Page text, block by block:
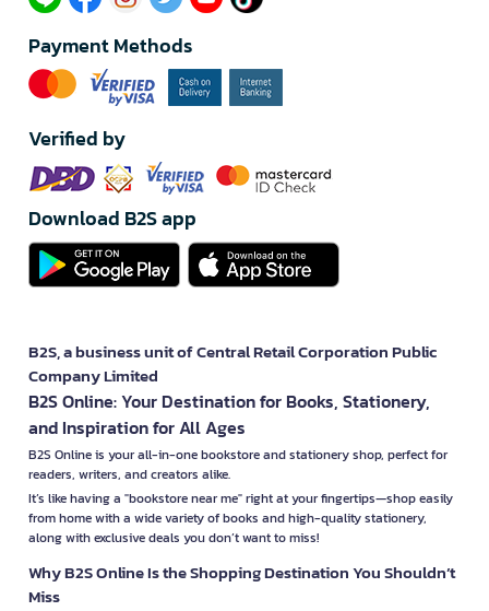
Payment Methods
Verified by
Download B2S app
B2S, a business unit of Central Retail Corporation Public
Company Limited
B2S Online: Your Destination for Books, Stationery,
and Inspiration for All Ages
B2S Online is your all-in-one bookstore and stationery shop, perfect for
readers, writers, and creators alike.
It’s like having a "bookstore near me" right at your fingertips—shop easily
from home with a wide variety of books and high-quality stationery,
along with exclusive deals you don’t want to miss!
Why B2S Online Is the Shopping Destination You Shouldn’t
Miss